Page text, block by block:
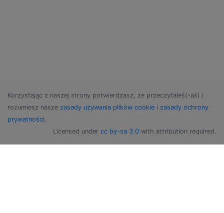
Korzystając z naszej strony potwierdzasz, że przeczytałeś(-aś) i
rozumiesz nasze zasady używania plików cookie i zasady ochrony
prywatności.
Licensed under cc by-sa 3.0 with attribution required.